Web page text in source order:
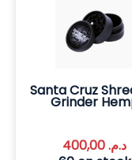
Santa Cruz
Grinder
د.م.